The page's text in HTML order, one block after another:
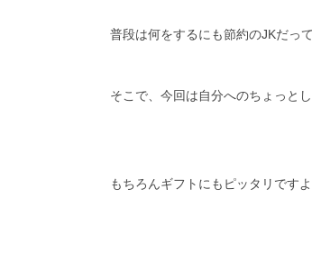
普段は何をするにも節約のJKだっ
そこで、今回は自分へのちょっと
もちろんギフトにもピッタリですよ